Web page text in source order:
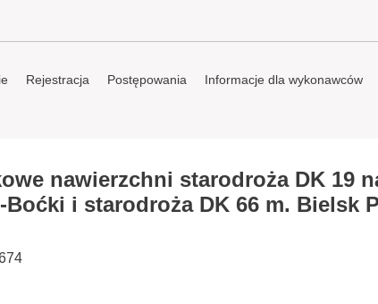
Rejestracja Postępowania Informacje dla wykonawców
nawierzchni starodroża DK 19
i starodroża DK 66 m. Bielsk